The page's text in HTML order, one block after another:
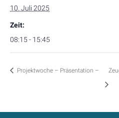
10. Juli 2025
Zeit:
08:15 - 15:45
Projektwoche – Präsentation –